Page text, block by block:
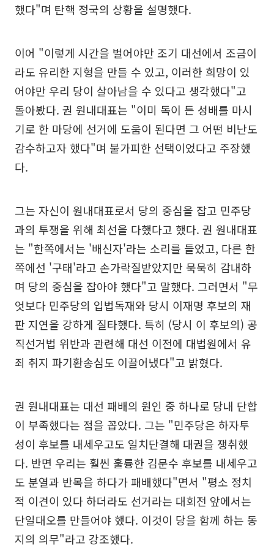
했다"며 탄핵 정국의 상황을 설명했다.
이어 "이렇게 시간을 벌어야만 조기 대선에서 조금이
라도 유리한 지형을 만들 수 있고, 이러한 희망이 있
어야만 우리 당이 살아남을 수 있다고 생각했다"고
돌아봤다. 권 원내대표는 "이미 독이 든 성배를 마시
기로 한 마당에 선거에 도움이 된다면 그 어떤 비난도
감수하고자 했다"며 불가피한 선택이었다고 주장했
다.
그는 자신이 원내대표로서 당의 중심을 잡고 민주당
과의 투쟁을 위해 최선을 다했다고 했다. 권 원내대표
는 "한쪽에서는 '배신자'라는 소리를 들었고, 다른 한
쪽에선 '구태'라고 손가락질받았지만 묵묵히 감내하
며 당의 중심을 잡아야 했다"고 말했다. 그러면서 "무
엇보다 민주당의 입법독재와 당시 이재명 후보의 재
판 지연을 강하게 질타했다. 특히 (당시 이 후보의) 공
직선거법 위반과 관련해 대선 이전에 대법원에서 유
죄 취지 파기환송심도 이끌어냈다"고 밝혔다.
권 원내대표는 대선 패배의 원인 중 하나로 당내 단합
이 부족했다는 점을 꼽았다. 그는 "민주당은 하자투
성이 후보를 내세우고도 일치단결해 대권을 쟁취했
다. 반면 우리는 훨씬 훌륭한 김문수 후보를 내세우고
도 분열과 반목을 하다가 패배했다"면서 "평소 정치
적 이견이 있다 하더라도 선거라는 대회전 앞에서는
단일대오를 만들어야 했다. 이것이 당을 함께 하는 동
지의 의무"라고 강조했다.